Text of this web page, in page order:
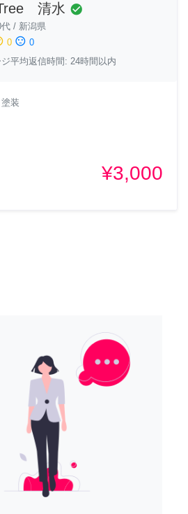
清水 check_circle
/ 新潟県
0 sentiment_dissatisfied 0
ジ平均返信時間: 24時間以内
装
¥3,000